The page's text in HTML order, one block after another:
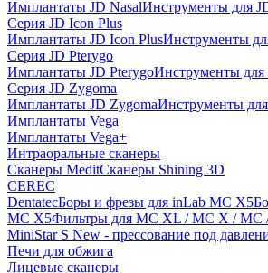
Имплантаты JD NasalИнструменты для
Серия JD Icon Plus
Имплантаты JD Icon PlusИнструменты
Серия JD Pterygo
Имплантаты JD PterygoИнструменты для
Серия JD Zygoma
Имплантаты JD ZygomaИнструменты
Имплантаты Vega
Имплантаты Vega+
Интраоральные сканеры
Сканеры MeditСканеры Shining 3D
CEREC
DentatecБоры и фрезы для inLab MC X5
MC X5Фильтры для MC XL / MC X / MC
MiniStar S New - прессование под
Печи для обжига
Лицевые сканеры